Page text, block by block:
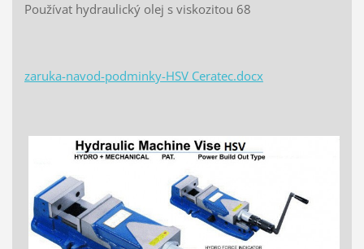
Používat hydraulický olej s viskozitou 68
zaruka-navod-podminky-HSV Ceratec.docx